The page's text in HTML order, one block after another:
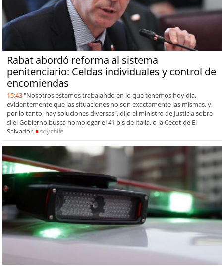
Rabat abordó reforma al sistema
penitenciario: Celdas individuales y control de
encomiendas
15:43 "Nosotros estamos trabajando en lo que tenemos hoy día,
evidentemente que las situaciones no son exactamente las mismas, y,
por lo tanto, hay soluciones diversas", dijo el ministro de Justicia sobre
si el Gobierno busca homologar el 41 bis de Italia, o la Cecot de El
Salvador.
soychile